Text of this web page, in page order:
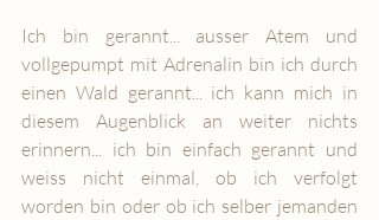
Ich bin gerannt... ausser Atem und
vollgepumpt mit Adrenalin bin ich durch
einen Wald gerannt... ich kann mich in
diesem Augenblick an weiter nichts
erinnern... ich bin einfach gerannt und
weiss nicht einmal, ob ich verfolgt
worden bin oder ob ich selber jemanden